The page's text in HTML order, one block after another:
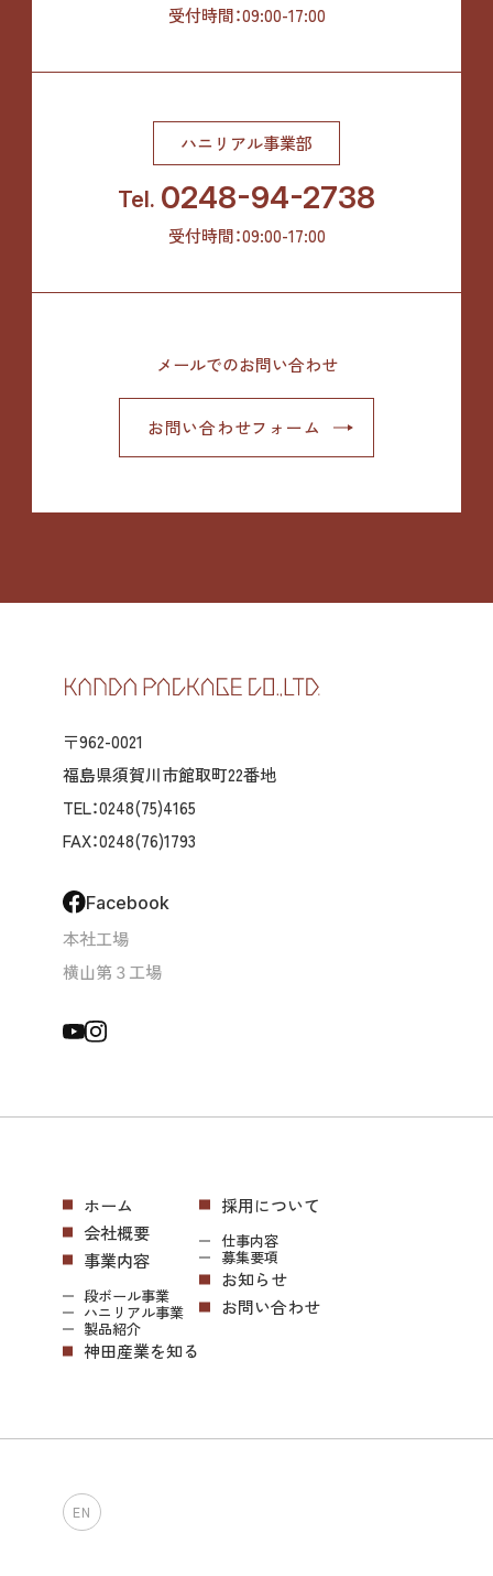
受付時間：09:00-17:00
ハニリアル事業部
Tel. 0248-94-2738
受付時間：09:00-17:00
メールでのお問い合わせ
お問い合わせフォーム
〒962-0021
福島県須賀川市館取町22番地
TEL：0248(75)4165
FAX：0248(76)1793
Facebook
本社工場
横山第３工場
ホーム
会社概要
事業内容
段ボール事業
ハニリアル事業
製品紹介
神田産業を知る
採用について
仕事内容
募集要項
お知らせ
お問い合わせ
EN